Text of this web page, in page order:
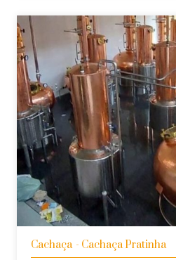
Cachaça - Cachaça Pratinha